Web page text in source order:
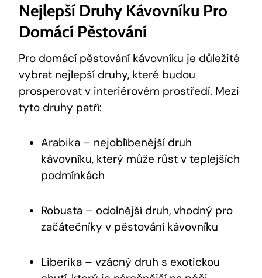
Nejlepší Druhy Kávovníku Pro
Domácí Pěstování
Pro domácí pěstování kávovníku je důležité
vybrat nejlepší druhy, které budou
prosperovat v interiérovém prostředí. Mezi
tyto druhy patří:
Arabika – nejoblíbenější druh
kávovníku, který může růst v teplejších
podmínkách
Robusta – odolnější druh, vhodný pro
začátečníky v pěstování kávovníku
Liberika – vzácný druh s exotickou